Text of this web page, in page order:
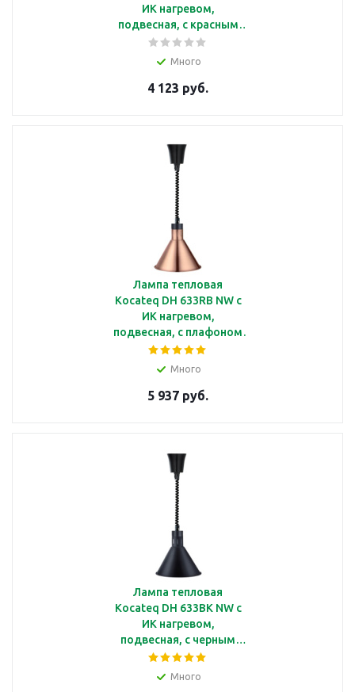
ИК нагревом,
подвесная, с красным
плафоном Ø185*225 мм
Много
4 123 руб.
Лампа тепловая
Kocateq DH 633RB NW c
ИК нагревом,
подвесная, с плафоном
медного цвета
Ø270*225 мм
Много
5 937 руб.
Лампа тепловая
Kocateq DH 633BK NW c
ИК нагревом,
подвесная, с черным
плафоном Ø270*225 мм
Много